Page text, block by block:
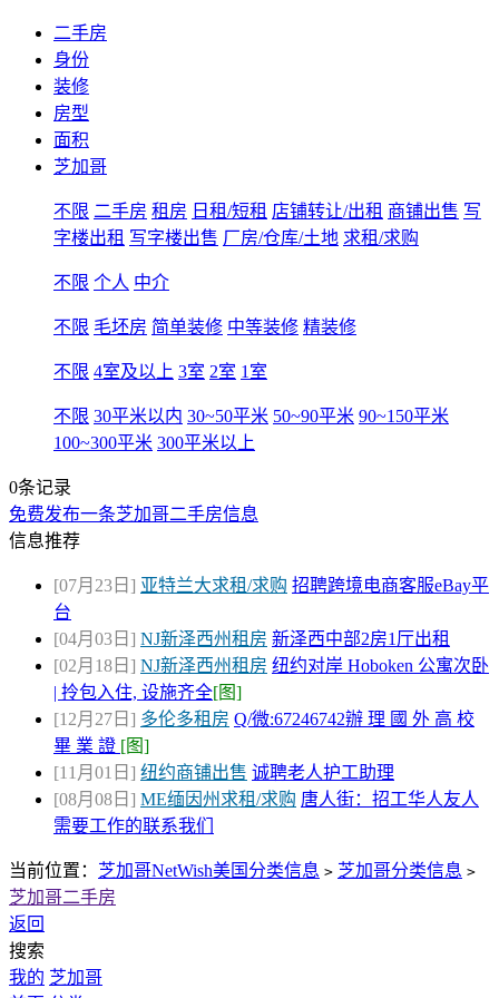
二手房
身份
装修
房型
面积
芝加哥
不限 二手房 租房 日租/短租 店铺转让/出租 商铺出售 写
字楼出租 写字楼出售 厂房/仓库/土地 求租/求购
不限 个人 中介
不限 毛坯房 简单装修 中等装修 精装修
不限 4室及以上 3室 2室 1室
不限 30平米以内 30~50平米 50~90平米 90~150平米
100~300平米 300平米以上
0条记录
免费发布一条芝加哥二手房信息
信息推荐
[07月23日] 亚特兰大求租/求购 招聘跨境电商客服eBay平
台
[04月03日] NJ新泽西州租房 新泽西中部2房1厅出租
[02月18日] NJ新泽西州租房 纽约对岸 Hoboken 公寓次卧
| 拎包入住, 设施齐全[图]
[12月27日] 多伦多租房 Q/微:67246742辦 理 國 外 高 校
畢 業 證 [图]
[11月01日] 纽约商铺出售 诚聘老人护工助理
[08月08日] ME缅因州求租/求购 唐人街：招工华人友人
需要工作的联系我们
当前位置： 芝加哥NetWish美国分类信息 > 芝加哥分类信息 >
芝加哥二手房
返回
搜索
我的 芝加哥